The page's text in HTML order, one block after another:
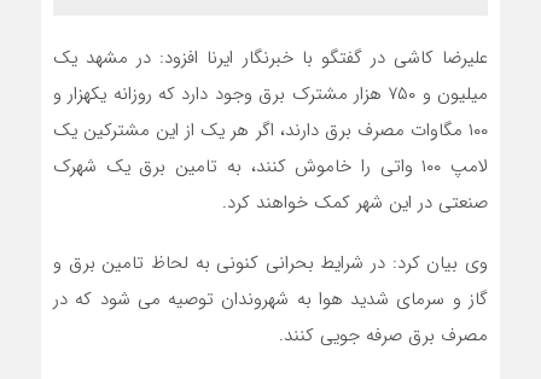
علیرضا کاشی در گفتگو با خبرنگار ایرنا افزود: در مشهد یک
میلیون و ۷۵۰ هزار مشترک برق وجود دارد که روزانه یکهزار و
۱۰۰ مگاوات مصرف برق دارند، اگر هر یک از این مشترکین یک
لامپ ۱۰۰ واتی را خاموش کنند، به تامین برق یک شهرک
صنعتی در این شهر کمک خواهند کرد.
وی بیان کرد: در شرایط بحرانی کنونی به لحاظ تامین برق و
گاز و سرمای شدید هوا به شهروندان توصیه می شود که در
مصرف برق صرفه جویی کنند.